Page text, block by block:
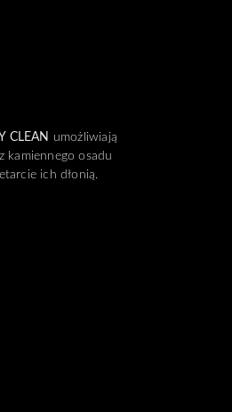
CLEAN umożliwiają
kamiennego osadu
ich dłonią.